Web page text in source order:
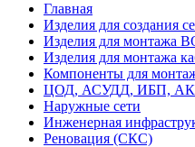
Главная
Изделия для создания
Изделия для монтажа
Изделия для монтажа
Компоненты для
ЦОД, АСУДД, ИБП,
Наружные сети
Инженерная
Реновация (СКС)